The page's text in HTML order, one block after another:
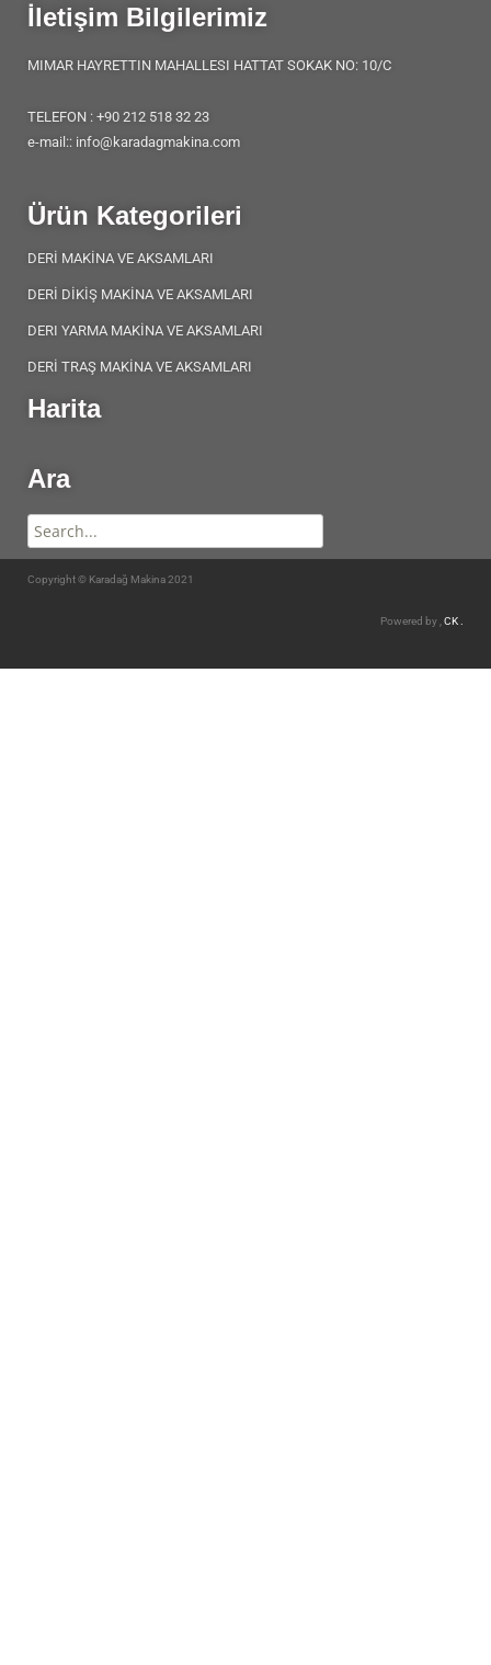
İletişim Bilgilerimiz
MIMAR HAYRETTIN MAHALLESI HATTAT SOKAK NO: 10/C
TELEFON : +90 212 518 32 23
e-mail:: info@karadagmakina.com
Ürün Kategorileri
DERİ MAKİNA VE AKSAMLARI
DERİ DİKİŞ MAKİNA VE AKSAMLARI
DERI YARMA MAKİNA VE AKSAMLARI
DERİ TRAŞ MAKİNA VE AKSAMLARI
Harita
Ara
Copyright © Karadağ Makina 2021
Powered by , CK .